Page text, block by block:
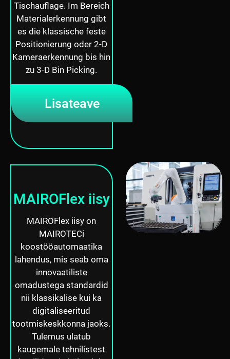
Tischauflage. Im Bereich
Materialerkennung gibt
es die klassische feste
Positionierung oder 2-D
Kameraerkennung bis hin
zu 3-D Bin Picking.
Lisateave
MAIROFlex iisy
MAIROFlex iisy on
MAIROTECi
koostööautomaatika
lahendus, mis seab oma
innovaatiliste
omadustega standardid
nii klassikalise kui ka
digitaliseeritud
tootmiskeskkonna jaoks.
Tulemus ulatub
kaugemale tehnilistest